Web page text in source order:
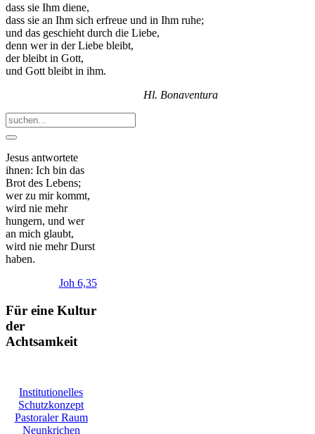
dass sie Ihm diene,
dass sie an Ihm sich erfreue und in Ihm ruhe;
und das geschieht durch die Liebe,
denn wer in der Liebe bleibt,
der bleibt in Gott,
und Gott bleibt in ihm.
Hl. Bonaventura
Jesus antwortete
ihnen: Ich bin das
Brot des Lebens;
wer zu mir kommt,
wird nie mehr
hungern, und wer
an mich glaubt,
wird nie mehr Durst
haben.
Joh 6,35
Für eine Kultur
der
Achtsamkeit
Institutionelles
Schutzkonzept
Pastoraler Raum
Neunkrichen